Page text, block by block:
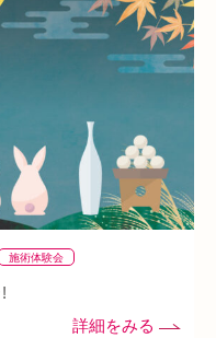
睡眠不足 鶴橋
ダイエット
谷9 寒暖差 梅雨
眼精疲労 スマホ首
ぎっくり腰 美容鍼
プン 秋バテ
酵素ドリンク
施術体験会